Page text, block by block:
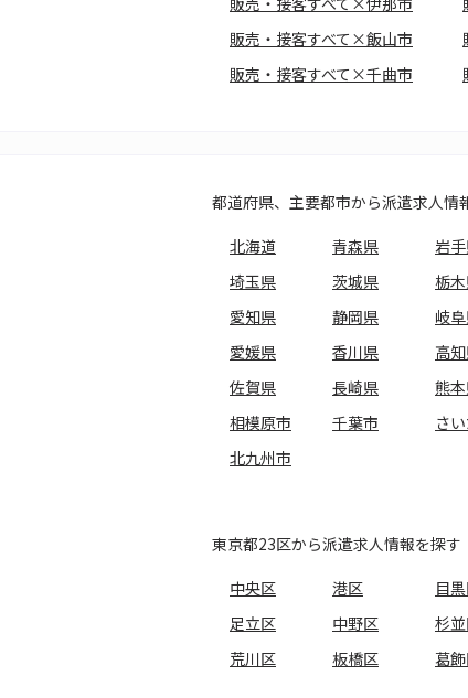
販売・接客すべて×飯山市
販売・接客すべて×千曲市
都道府県、主要都市から派遣求人情
北海道
青森県 岩
埼玉県
茨城県 栃
愛知県
静岡県 岐
愛媛県
香川県 高
佐賀県
長崎県 熊
相模原市
千葉市 さ
北九州市
東京都23区から派遣求人情報を探す
中央区
港区 目
足立区
中野区 杉
荒川区
板橋区 葛